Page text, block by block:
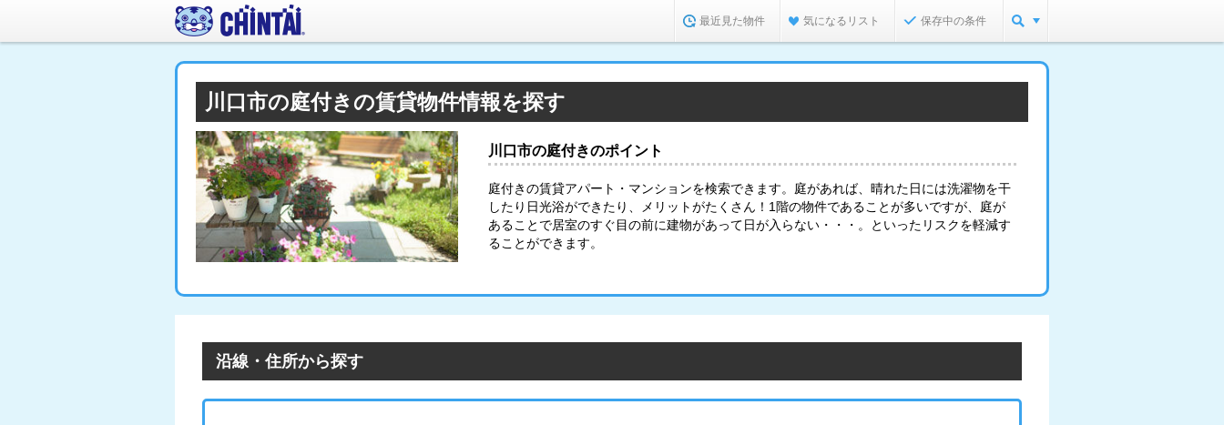
最近見た物件 気になるリスト 保存中の条件
川口市の庭付きの賃貸物件情報を探す
川口市の庭付きのポイント
庭付きの賃貸アパート・マンションを検索できます。庭があれば、晴れた日には洗濯物を干
したり日光浴ができたり、メリットがたくさん！1階の物件であることが多いですが、庭が
あることで居室のすぐ目の前に建物があって日が入らない・・・。といったリスクを軽減す
ることができます。
沿線・住所から探す